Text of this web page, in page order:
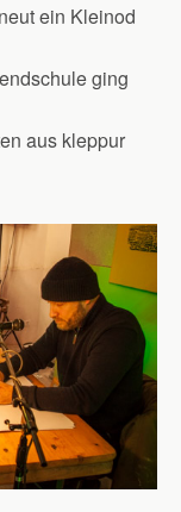
ein Kleinod
ging
aus kleppur